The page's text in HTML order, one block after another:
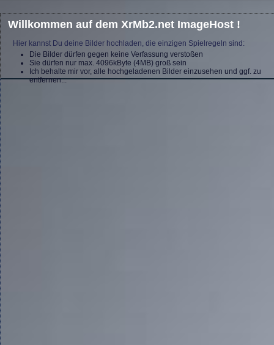
Willkommen auf dem XrMb2.net ImageHost !
Hier kannst Du deine Bilder hochladen, die einzigen Spielregeln sind:
Die Bilder dürfen gegen keine Verfassung verstoßen
Sie dürfen nur max. 4096kByte (4MB) groß sein
Ich behalte mir vor, alle hochgeladenen Bilder einzusehen und ggf. zu
entfernen...